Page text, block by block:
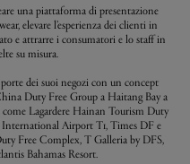
una piattaforma di presentazione
elevare l’esperienza dei clienti in
e attrarre i consumatori e lo staff in
su misura.
dei suoi negozi con un concept
Duty Free Group a Haitang Bay a
Lagardere Hainan Tourism Duty
Airport T1, Times DF e
Free Complex, T Galleria by DFS,
Bahamas Resort.